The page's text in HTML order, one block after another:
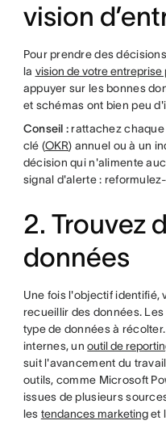
vision
Pour prendre des
la vision de votre entreprise
appuyer sur les bonnes
et schémas ont bien peu
Conseil : rattachez
clé (OKR) annuel ou à un
décision qui n'alimente
signal d'alerte :
2. Trouvez
données
Une fois l'objectif identifié,
recueillir des données.
type de données à
internes, unoutil de
suit l'avancement du
outils, comme Microsoft
issues de plusieurs
les tendances marketinget